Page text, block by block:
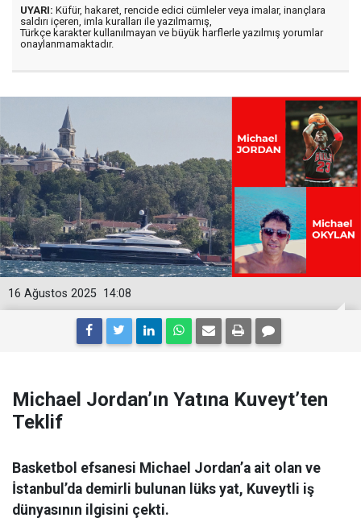
UYARI: Küfür, hakaret, rencide edici cümleler veya imalar, inançlara
saldırı içeren, imla kuralları ile yazılmamış,
Türkçe karakter kullanılmayan ve büyük harflerle yazılmış yorumlar
onaylanmamaktadır.
14:08
16 Ağustos 2025
Michael Jordan’ın Yatına Kuveyt’ten
Teklif
Basketbol efsanesi Michael Jordan’a ait olan ve
İstanbul’da demirli bulunan lüks yat, Kuveytli iş
dünyasının ilgisini çekti.